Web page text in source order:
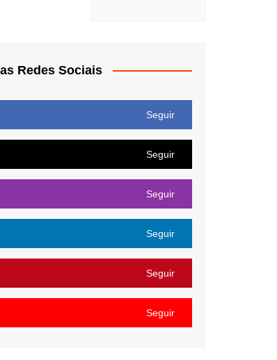
Redes Sociais
Seguir
Seguir
Seguir
Seguir
Seguir
Seguir